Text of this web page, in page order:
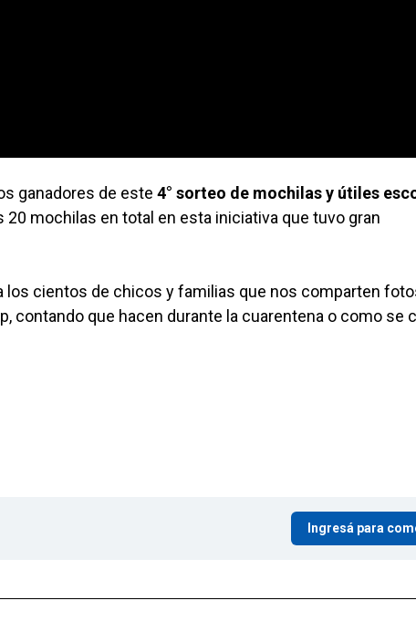
ganadores de este 4° sorteo de mochilas y útiles
mochilas en total en esta iniciativa que tuvo gran
los cientos de chicos y familias que nos comparten
contando que hacen durante la cuarentena o como se
Ingresá para